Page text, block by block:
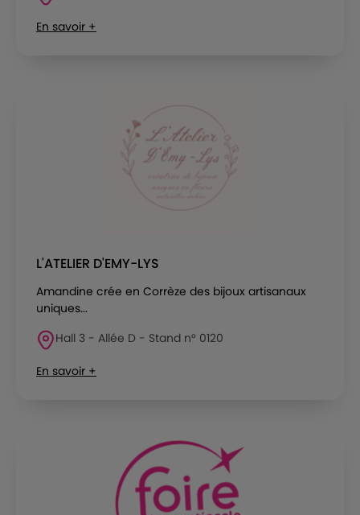
En savoir +
L'ATELIER D'EMY-LYS
Amandine crée en Corrèze des bijoux artisanaux
uniques...
Hall 3 - Allée D - Stand n° 0120
En savoir +